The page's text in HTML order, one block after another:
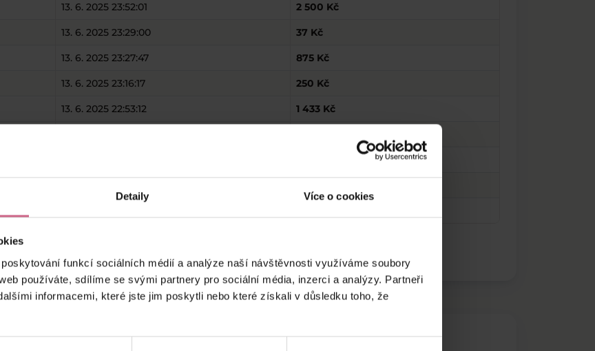
Detaily Více o cookies
funkcí sociálních médií a analýze naší návštěvnosti využíváme soubory
používáte, sdílíme se svými partnery pro sociální média, inzerci a analýzy. Partneři
informacemi, které jste jim poskytli nebo které získali v důsledku toho, že
13. 6. 2025 23:52:01 2 500 Kč
13. 6. 2025 23:29:00 37 Kč
13. 6. 2025 23:27:47 875 Kč
13. 6. 2025 23:16:17 250 Kč
13. 6. 2025 22:53:12 1 433 Kč